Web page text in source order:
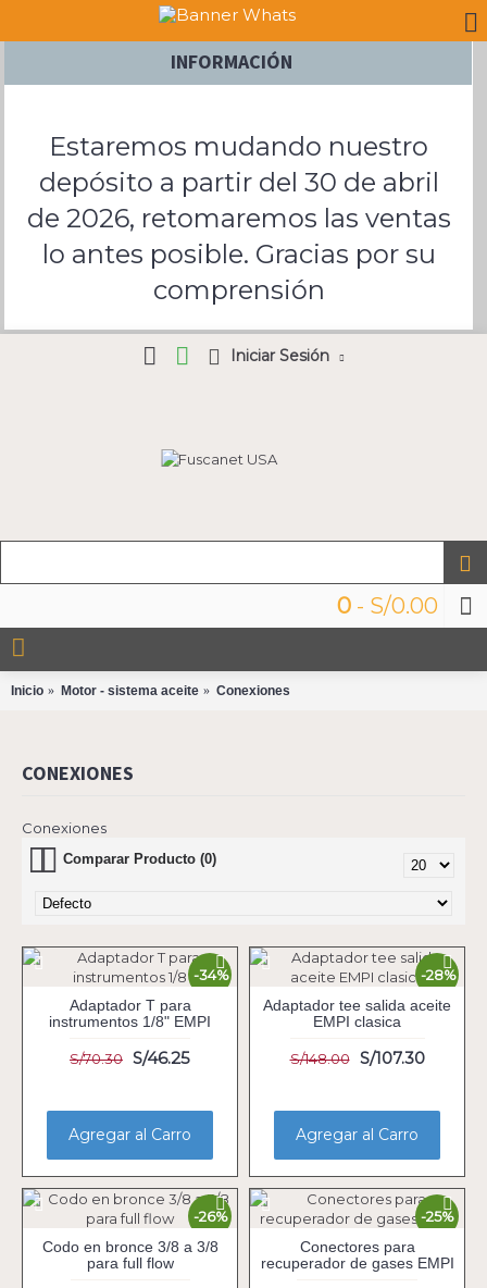
INFORMACIÓN
Estaremos mudando nuestro
depósito a partir del 30 de abril
de 2026, retomaremos las ventas
lo antes posible. Gracias por su
comprensión
Iniciar Sesión
0 - S/0.00
Inicio Motor - sistema aceite Conexiones
CONEXIONES
Conexiones
Comparar Producto (0)
-34%
Adaptador T para
instrumentos 1/8" EMPI
S/70.30 S/46.25
Agregar al Carro
-28%
Adaptador tee salida aceite
EMPI clasica
S/148.00 S/107.30
Agregar al Carro
-26%
Codo en bronce 3/8 a 3/8
para full flow
-25%
Conectores para
recuperador de gases EMPI